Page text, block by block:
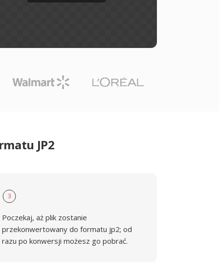
JP2
3
Poczekaj, aż plik zostanie
przekonwertowany do formatu jp2; od
razu po konwersji możesz go pobrać.